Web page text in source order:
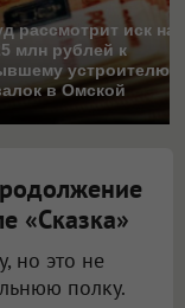
рассмотрит иск на
млн рублей к
устроителю
в Омской
«Сказка»
но это не
полку.